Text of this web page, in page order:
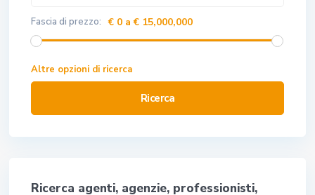
Fascia di prezzo: € 0 a € 15,000,000
Altre opzioni di ricerca
Ricerca
Ricerca agenti, agenzie, professionisti,